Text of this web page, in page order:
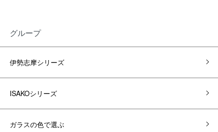
グループ
伊勢志摩シリーズ
ISAKOシリーズ
ガラスの色で選ぶ